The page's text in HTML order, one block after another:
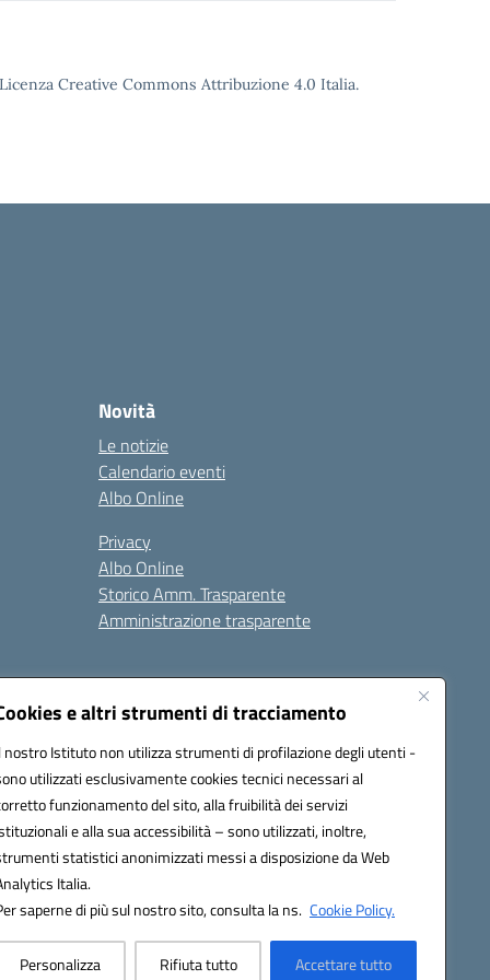
e altri strumenti di tracciamento
nostro Istituto non utilizza strumenti di profilazione degli utenti -
utilizzati esclusivamente cookies tecnici necessari al
funzionamento del sito, alla fruibilità dei servizi
e alla sua accessibilità – sono utilizzati, inoltre,
statistici anonimizzati messi a disposizione da Web
Italia.
saperne di più sul nostro sito, consulta la ns. Cookie Policy.
Personalizza Rifiuta tutto Accettare tutto
Creative Commons Attribuzione 4.0 Italia.
Novità
Le notizie
Calendario eventi
Albo Online
Privacy
Albo Online
Storico Amm. Trasparente
Amministrazione trasparente